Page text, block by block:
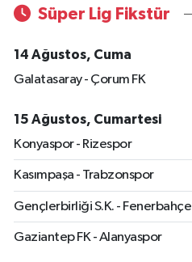
Süper Lig Fikstür
14 Ağustos, Cuma
Galatasaray - Çorum FK
15 Ağustos, Cumartesi
Konyaspor - Rizespor
Kasımpaşa - Trabzonspor
Gençlerbirliği S.K. - Fenerbahçe
Gaziantep FK - Alanyaspor